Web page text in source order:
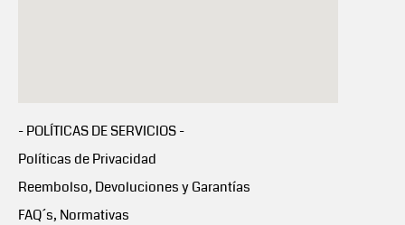
- POLÍTICAS DE SERVICIOS -
Políticas de Privacidad
Reembolso, Devoluciones y Garantías
FAQ´s, Normativas